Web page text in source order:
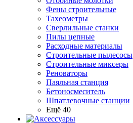
Фены строительные
Тахеометры
Сверлильные станки
Пилы цепные
Расходные материалы
Строительные пылесосы
Строительные миксеры
Реноваторы
Паяльная станция
Бетоносмеситель
Шпатлевочные станции
Ещё 40